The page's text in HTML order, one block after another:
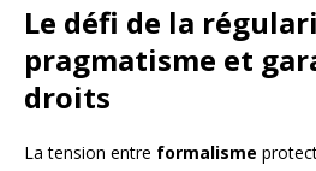
Le défi de la
pragmatisme et
droits
La tension entre formalisme